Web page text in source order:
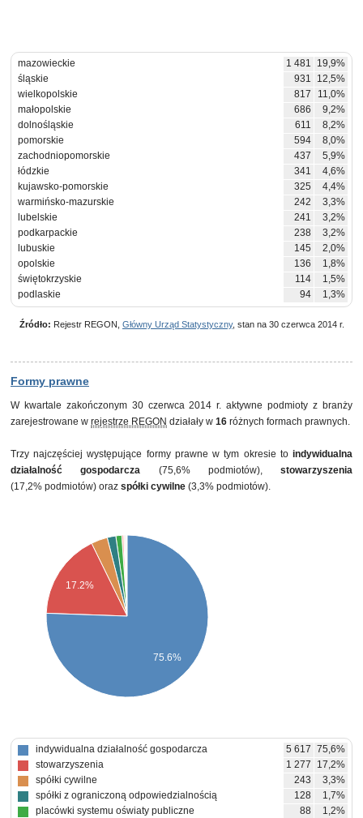
mazowieckie 1 481
19,9%
śląskie
931
12,5%
wielkopolskie
817
11,0%
małopolskie
686
9,2%
dolnośląskie
611
8,2%
pomorskie
594
8,0%
zachodniopomorskie
437
5,9%
łódzkie
341
4,6%
kujawsko-pomorskie
325
4,4%
warmińsko-mazurskie
242
3,3%
lubelskie
241
3,2%
podkarpackie
238
3,2%
lubuskie
145
2,0%
opolskie
136
1,8%
świętokrzyskie
114
1,5%
podlaskie
94 1,3%
Źródło: Rejestr REGON, Główny Urząd Statystyczny, stan na 30 czerwca 2014 r.
Formy prawne
W kwartale zakończonym 30 czerwca 2014 r. aktywne podmioty z branży
zarejestrowane w rejestrze REGON działały w 16 różnych formach prawnych.
Trzy najczęściej występujące formy prawne w tym okresie to indywidualna
działalność gospodarcza (75,6% podmiotów), stowarzyszenia
(17,2% podmiotów) oraz spółki cywilne (3,3% podmiotów).
17.2%
75.6%
indywidualna działalność gospodarcza 5 617 75,6%
stowarzyszenia
1 277
17,2%
spółki cywilne
243
3,3%
spółki z ograniczoną odpowiedzialnością
128
1,7%
placówki systemu oświaty publiczne
88
1,2%